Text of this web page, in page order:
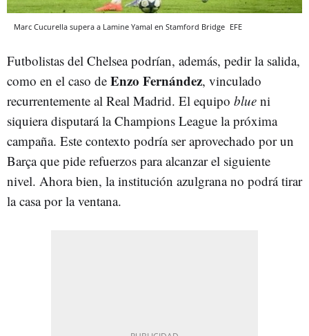
Marc Cucurella supera a Lamine Yamal en Stamford Bridge EFE
Futbolistas del Chelsea podrían, además, pedir la salida,
como en el caso de Enzo Fernández, vinculado
recurrentemente al Real Madrid. El equipo blue ni
siquiera disputará la Champions League la próxima
campaña. Este contexto podría ser aprovechado por un
Barça que pide refuerzos para alcanzar el siguiente
nivel. Ahora bien, la institución azulgrana no podrá tirar
la casa por la ventana.